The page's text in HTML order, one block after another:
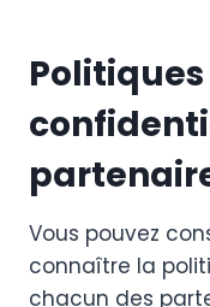
Vous pouvez
connaître la
chacun des